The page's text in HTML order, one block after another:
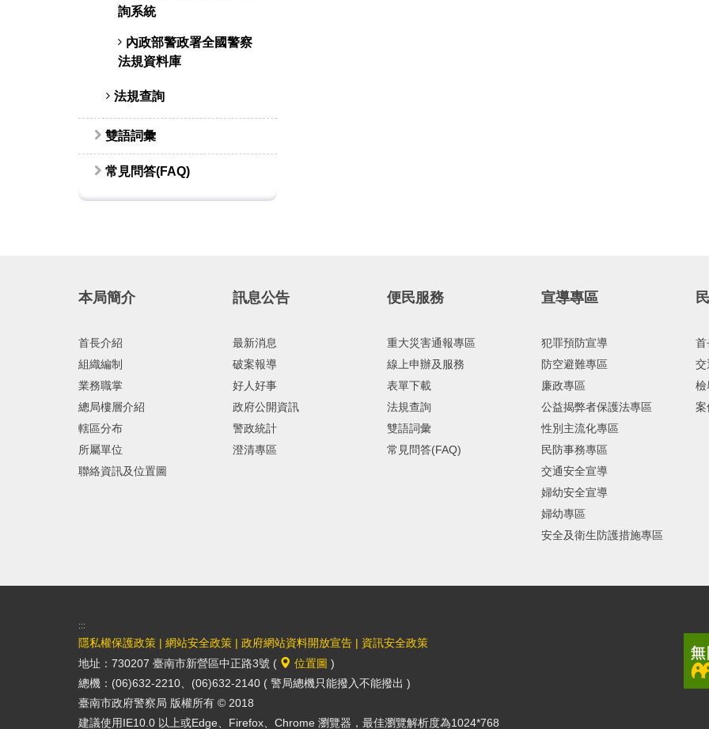
詢系統
內政部警政署全國警察
法規資料庫
法規查詢
雙語詞彙
常見問答(FAQ)
本局簡介
首長介紹
組織編制
業務職掌
總局樓層介紹
轄區分布
所屬單位
聯絡資訊及位置圖
訊息公告
最新消息
破案報導
好人好事
政府公開資訊
警政統計
澄清專區
便民服務
重大災害通報專區
線上申辦及服務
表單下載
法規查詢
雙語詞彙
常見問答(FAQ)
宣導專區
犯罪預防宣導
防空避難專區
廉政專區
公益揭弊者保護法專區
性別主流化專區
民防事務專區
交通安全宣導
婦幼安全宣導
婦幼專區
安全及衛生防護措施專區
首
交
檢
案
:::
隱私權保護政策 | 網站安全政策 | 政府網站資料開放宣告 | 資訊安全政策
地址：730207 臺南市新營區中正路3號 (
位置圖 )
總機：(06)632-2210、(06)632-2140 ( 警局總機只能撥入不能撥出 )
臺南市政府警察局 版權所有 © 2018
建議使用IE10.0 以上或Edge、Firefox、Chrome 瀏覽器，最佳瀏覽解析度為1024*768